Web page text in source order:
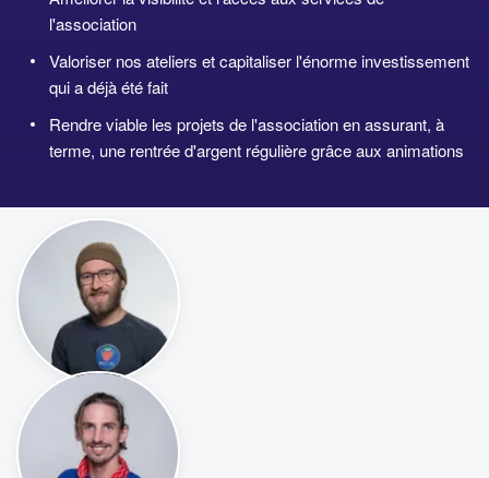
l'association
Valoriser nos ateliers et capitaliser l'énorme investissement
qui a déjà été fait
Rendre viable les projets de l'association en assurant, à
terme, une rentrée d'argent régulière grâce aux animations